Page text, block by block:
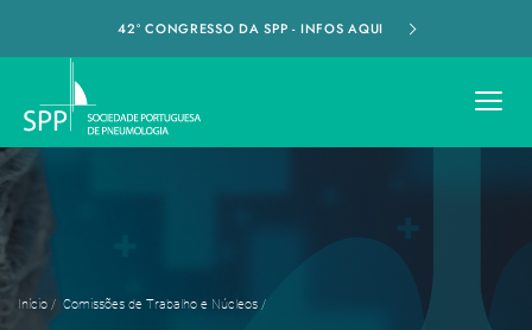
42º CONGRESSO DA SPP - INFOS AQUI
Início / Comissões de Trabalho e Núcleos /